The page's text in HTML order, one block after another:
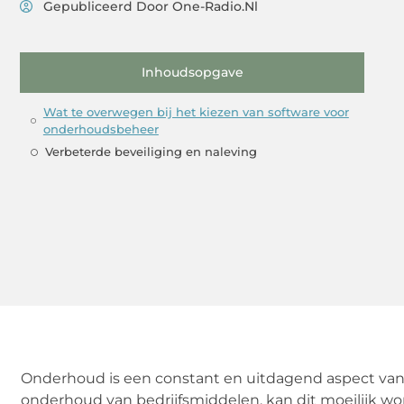
Gepubliceerd Door One-Radio.nl
Inhoudsopgave
Wat te overwegen bij het kiezen van software voor
onderhoudsbeheer
Verbeterde beveiliging en naleving
Onderhoud is een constant en uitdagend aspect
onderhoud van bedrijfsmiddelen, kan dit moeilijk